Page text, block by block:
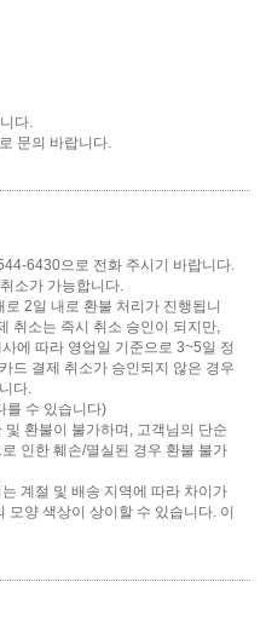
다.
문의 바랍니다.
6430으로 전화 주시기 바랍니다.
소가 가능합니다.
2일 내로 환불 처리가 진행됩니
취소는 즉시 취소 승인이 되지만,
에 따라 영업일 기준으로 3~5일 정
드 결제 취소가 승인되지 않은 경우
다.
를 수 있습니다)
환불이 불가하며, 고객님의 단순
인한 훼손/멸실된 경우 환불 불가
계절 및 배송 지역에 따라 차이가
양 색상이 상이할 수 있습니다. 이